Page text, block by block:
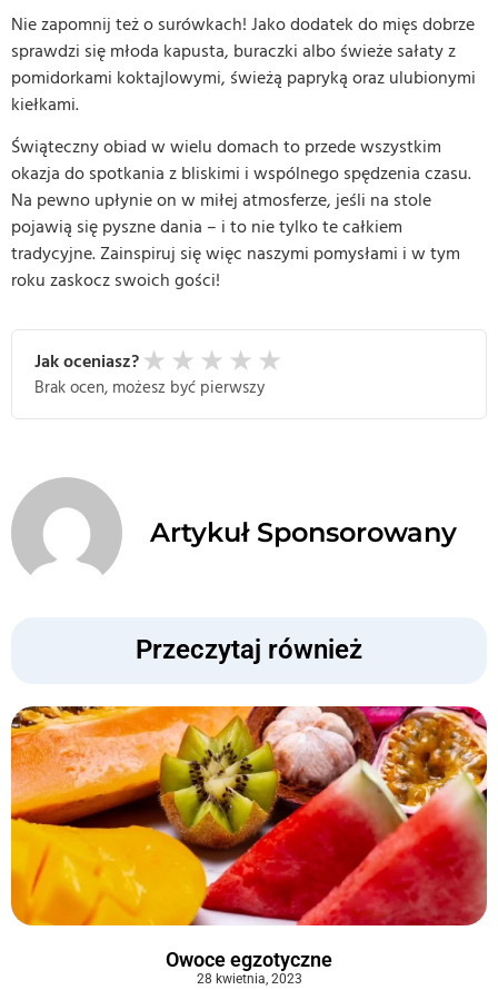
Nie zapomnij też o surówkach! Jako dodatek do mięs dobrze
sprawdzi się młoda kapusta, buraczki albo świeże sałaty z
pomidorkami koktajlowymi, świeżą papryką oraz ulubionymi
kiełkami.
Świąteczny obiad w wielu domach to przede wszystkim
okazja do spotkania z bliskimi i wspólnego spędzenia czasu.
Na pewno upłynie on w miłej atmosferze, jeśli na stole
pojawią się pyszne dania – i to nie tylko te całkiem
tradycyjne. Zainspiruj się więc naszymi pomysłami i w tym
roku zaskocz swoich gości!
Jak oceniasz? ★ ★ ★ ★ ★
Brak ocen, możesz być pierwszy
Artykuł Sponsorowany
Przeczytaj również
Owoce egzotyczne
28 kwietnia, 2023